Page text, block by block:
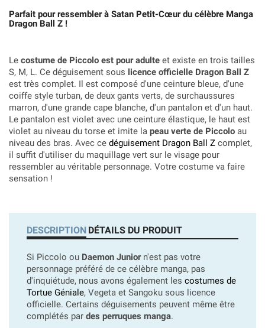
Parfait pour ressembler à Satan Petit-Cœur du célèbre Manga
Dragon Ball Z !
Le costume de Piccolo est pour adulte et existe en trois tailles
S, M, L. Ce déguisement sous licence officielle Dragon Ball Z
est très complet. Il est composé d'une ceinture bleue, d'une
coiffe style turban, de deux gants verts, de surchaussures
marron, d'une grande cape blanche, d'un pantalon et d'un haut.
Le pantalon est violet avec une ceinture élastique, le haut est
violet au niveau du torse et imite la peau verte de Piccolo au
niveau des bras. Avec ce déguisement Dragon Ball Z complet,
il suffit d'utiliser du maquillage vert sur le visage pour
ressembler au véritable personnage. Votre costume va faire
sensation !
DESCRIPTION DÉTAILS DU PRODUIT
Si Piccolo ou Daemon Juniorn'est pas votre
personnage préféré de ce célèbre manga, pas
d'inquiétude, nous avons également les costumes de
Tortue Géniale, Vegeta et Sangoku sous licence
officielle. Certains déguisements peuvent même être
complétés par des perruques manga.